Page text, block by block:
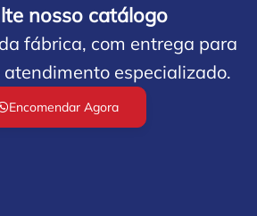
nosso catálogo
fábrica, com entrega para
especializado.
Encomendar Agora